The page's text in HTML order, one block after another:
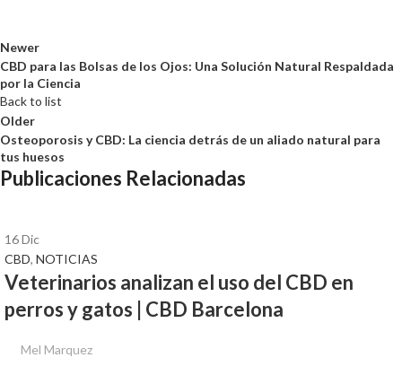
Newer
CBD para las Bolsas de los Ojos: Una Solución Natural Respaldada
por la Ciencia
Back to list
Older
Osteoporosis y CBD: La ciencia detrás de un aliado natural para
tus huesos
Publicaciones Relacionadas
16Dic
CBD, NOTICIAS
Veterinarios analizan el uso del CBD en
perros y gatos | CBD Barcelona
Mel Marquez